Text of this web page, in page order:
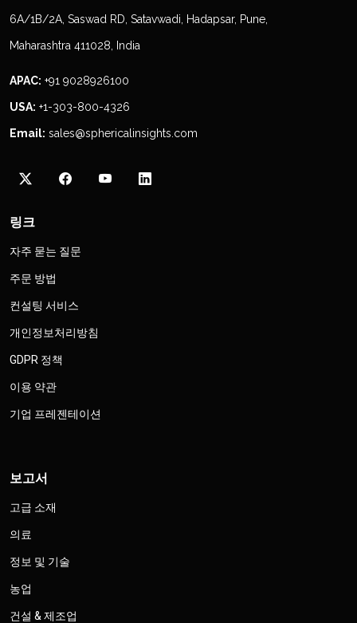
6A/1B/2A, Saswad RD, Satavwadi, Hadapsar, Pune,
Maharashtra 411028, India
APAC: +91 9028926100
USA: +1-303-800-4326
Email: sales@sphericalinsights.com
링크
자주 묻는 질문
주문 방법
컨설팅 서비스
개인정보처리방침
GDPR 정책
이용 약관
기업 프레젠테이션
보고서
고급 소재
의료
정보 및 기술
농업
건설 & 제조업